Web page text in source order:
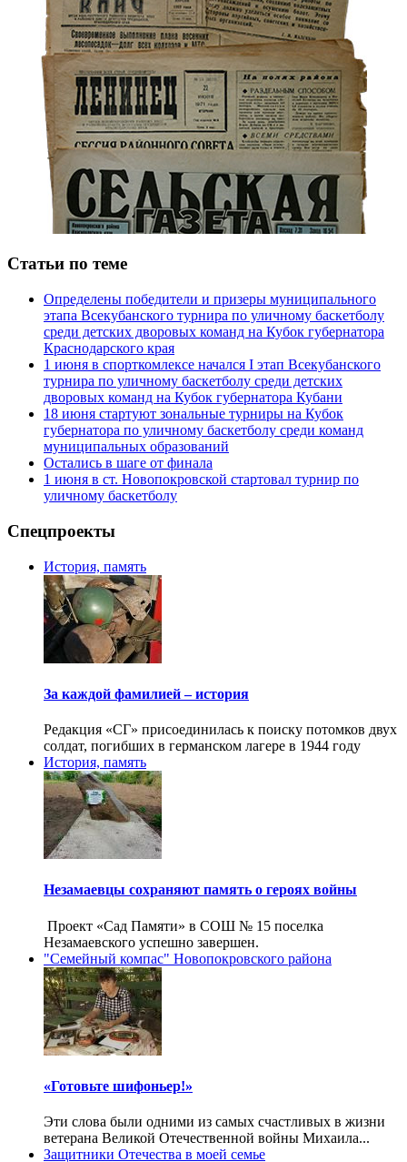
Статьи по теме
Определены победители и призеры муниципального
этапа Всекубанского турнира по уличному баскетболу
среди детских дворовых команд на Кубок губернатора
Краснодарского края
1 июня в спорткомлексе начался I этап Всекубанского
турнира по уличному баскетболу среди детских
дворовых команд на Кубок губернатора Кубани
18 июня стартуют зональные турниры на Кубок
губернатора по уличному баскетболу среди команд
муниципальных образований
Остались в шаге от финала
1 июня в ст. Новопокровской стартовал турнир по
уличному баскетболу
Спецпроекты
История, память
За каждой фамилией – история
Редакция «СГ» присоединилась к поиску потомков двух
солдат, погибших в германском лагере в 1944 году
История, память
Незамаевцы сохраняют память о героях войны
Проект «Сад Памяти» в СОШ № 15 поселка
Незамаевского успешно завершен.
"Семейный компас" Новопокровского района
«Готовьте шифоньер!»
Эти слова были одними из самых счастливых в жизни
ветерана Великой Отечественной войны Михаила...
Защитники Отечества в моей семье